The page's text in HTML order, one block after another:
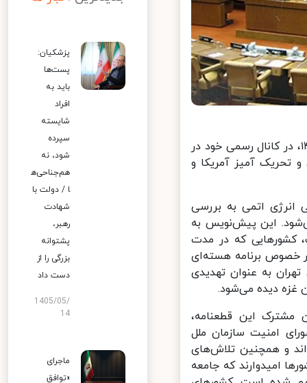
فدراسیون روسیه در تهران، در بیانیه‌ای که امروز یکشنبه ۴ آذر ۱۴۰۳، در کانال رسمی خود در
تحریک آمیز آمریکا و
بین‌المللی انرژی اتمی به بررسی
این پیش‌نویس به
کشورهایی که در مدت
خصوص برنامه هسته‌ای
به عنوان تهدیدی
غزه دیده می‌شود.
این قطعنامه،
که به طور عمد به نقض‌های جدی قطعنامه ۲۲۳۱ شورای امنیت سازمان ملل
و همچنین تلاش‌های
امیدوارند که جامعه
پزشکیان:
پست‌ها
باید به
افراد
شایسته
سپرده
شود، نه
هم‌جناحی‌ه
ا / دولت با
شهادت
رهبر،
پشتوانه
بزرگی را از
دست داد
1405/05/
14
ماجرای
«توافق